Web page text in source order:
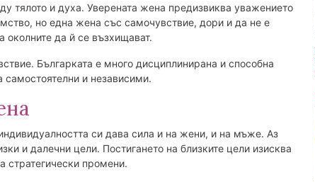
тялото и духа. Уверената жена предизвиква уважението
но една жена със самочувствие, дори и да не е
околните да й се възхищават.
Българката е много дисциплинирана и способна
и независими.
си дава сила и на жени, и на мъже. Аз
и далечни цели. Постигането на близките цели изисква
стратегически промени.